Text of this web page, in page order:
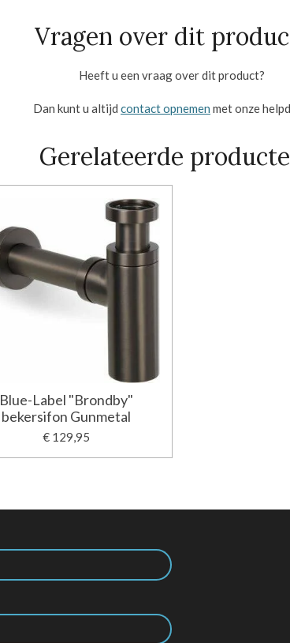
Vragen over dit
Heeft u een vraag over dit product?
Dan kunt u altijd contact opnemen met onze
Gerelateerde
Blue-Label "Brondby"
bekersifon Gunmetal
€ 129,95